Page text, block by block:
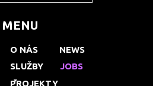
O NÁS
SLUŽBY
PROJEKTY
NEWS
MENU
JOBS